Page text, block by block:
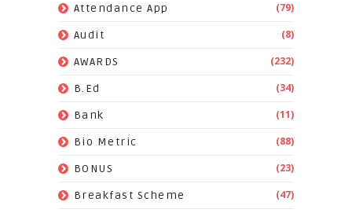
Attendance App (79)
Audit (8)
AWARDS (232)
B.Ed (34)
Bank (11)
Bio Metric (88)
BONUS (23)
Breakfast Scheme (47)